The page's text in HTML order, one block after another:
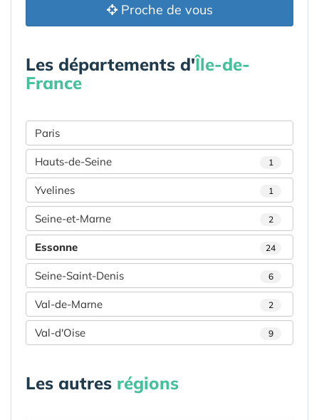
Proche de vous
Les départements d'Île-de-
France
Paris
Hauts-de-Seine 1
Yvelines 1
Seine-et-Marne 2
Essonne 24
Seine-Saint-Denis 6
Val-de-Marne 2
Val-d'Oise 9
Les autres régions